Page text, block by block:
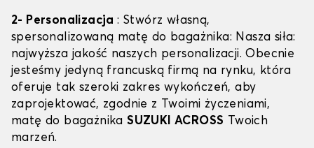
2- Personalizacja: Stwórz własną,
spersonalizowaną matę do bagażnika: Nasza siła:
najwyższa jakość naszych personalizacji. Obecnie
jesteśmy jedyną francuską firmą na rynku, która
oferuje tak szeroki zakres wykończeń, aby
zaprojektować, zgodnie z Twoimi życzeniami,
matę do bagażnikaSUZUKI ACROSS Twoich
marzeń.